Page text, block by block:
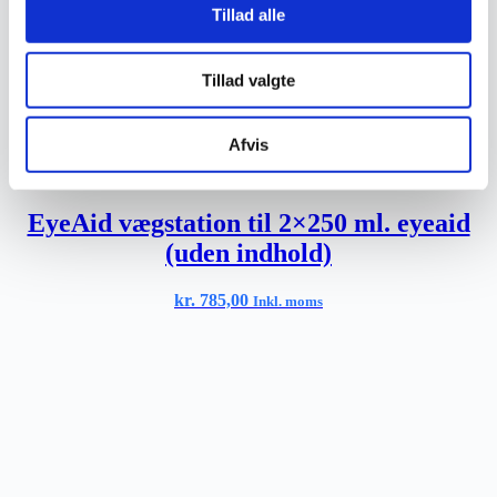
Tillad alle
Tillad valgte
Afvis
EyeAid vægstation til 2×250 ml. eyeaid
(uden indhold)
kr. 785,00 Inkl. moms